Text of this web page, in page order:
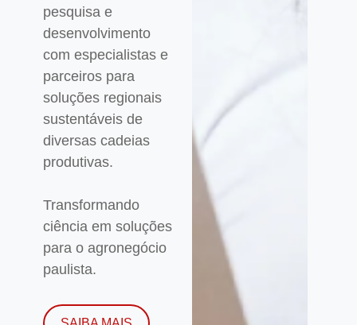
pesquisa e
desenvolvimento
com especialistas e
parceiros para
soluções regionais
sustentáveis de
diversas cadeias
produtivas.
Transformando
ciência em soluções
para o agronegócio
paulista.